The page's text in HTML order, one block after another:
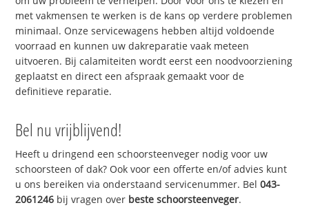
met vakmensen te werken is de kans op verdere problemen
minimaal. Onze servicewagens hebben altijd voldoende
voorraad en kunnen uw dakreparatie vaak meteen
uitvoeren. Bij calamiteiten wordt eerst een noodvoorziening
geplaatst en direct een afspraak gemaakt voor de
definitieve reparatie.
Bel nu vrijblijvend!
Heeft u dringend een schoorsteenveger nodig voor uw
schoorsteen of dak? Ook voor een offerte en/of advies kunt
u ons bereiken via onderstaand servicenummer. Bel043-
2061246 bij vragen over beste schoorsteenveger.